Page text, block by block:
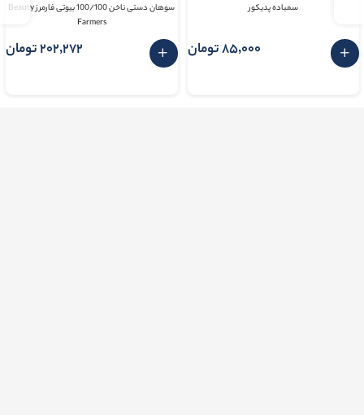
سمباده پدیکور
85٬000 تومان
سوهان دستی ناخن 100/100 بیوتی فارمرز Beauty
Farmers
202٬272 تومان